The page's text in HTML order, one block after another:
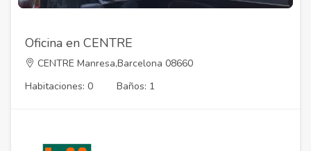
Oficina en CENTRE
CENTRE Manresa,Barcelona 08660
Habitaciones: 0
Baños: 1